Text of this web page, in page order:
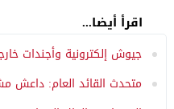
اقرأ أيضا...
جيوش إلكترونية وأجندات
متحدث القائد العام: داعش